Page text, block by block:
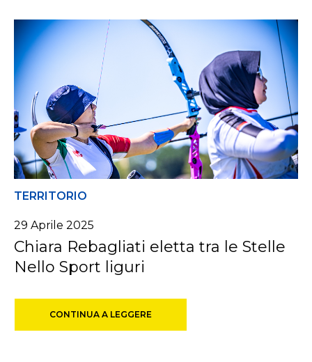
TERRITORIO
29 Aprile 2025
Chiara Rebagliati eletta tra le Stelle
Nello Sport liguri
CONTINUA A LEGGERE